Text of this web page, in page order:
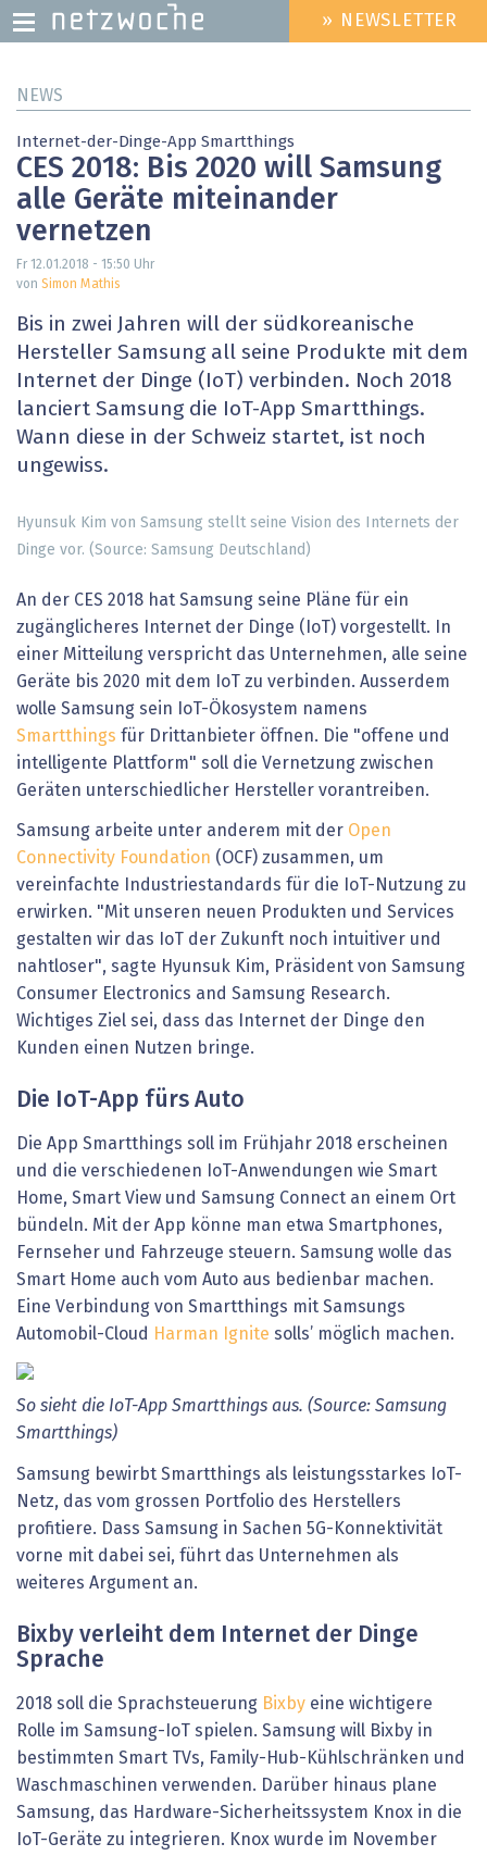
zum
HEADER
MENU
» NEWSLETTER
NEWS
Internet-der-Dinge-App Smartthings
CES 2018: Bis 2020 will Samsung
alle Geräte miteinander
vernetzen
Fr 12.01.2018 - 15:50 Uhr
von Simon Mathis
Bis in zwei Jahren will der südkoreanische
Hersteller Samsung all seine Produkte mit dem
Internet der Dinge (IoT) verbinden. Noch 2018
lanciert Samsung die IoT-App Smartthings.
Wann diese in der Schweiz startet, ist noch
ungewiss.
Hyunsuk Kim von Samsung stellt seine Vision des Internets der
Dinge vor. (Source: Samsung Deutschland)
An der CES 2018 hat Samsung seine Pläne für ein
zugänglicheres Internet der Dinge (IoT) vorgestellt. In
einer Mitteilung verspricht das Unternehmen, alle seine
Geräte bis 2020 mit dem IoT zu verbinden. Ausserdem
wolle Samsung sein IoT-Ökosystem namens
Smartthings für Drittanbieter öffnen. Die "offene und
intelligente Plattform" soll die Vernetzung zwischen
Geräten unterschiedlicher Hersteller vorantreiben.
Samsung arbeite unter anderem mit der Open
Connectivity Foundation (OCF) zusammen, um
vereinfachte Industriestandards für die IoT-Nutzung zu
erwirken. "Mit unseren neuen Produkten und Services
gestalten wir das IoT der Zukunft noch intuitiver und
nahtloser", sagte Hyunsuk Kim, Präsident von Samsung
Consumer Electronics and Samsung Research.
Wichtiges Ziel sei, dass das Internet der Dinge den
Kunden einen Nutzen bringe.
Die IoT-App fürs Auto
Die App Smartthings soll im Frühjahr 2018 erscheinen
und die verschiedenen IoT-Anwendungen wie Smart
Home, Smart View und Samsung Connect an einem Ort
bündeln. Mit der App könne man etwa Smartphones,
Fernseher und Fahrzeuge steuern. Samsung wolle das
Smart Home auch vom Auto aus bedienbar machen.
Eine Verbindung von Smartthings mit Samsungs
Automobil-Cloud
Harman Ignite solls’ möglich machen.
So sieht die IoT-App Smartthings aus. (Source: Samsung
Smartthings)
Samsung bewirbt Smartthings als leistungsstarkes IoT-
Netz, das vom grossen Portfolio des Herstellers
profitiere. Dass Samsung in Sachen 5G-Konnektivität
vorne mit dabei sei, führt das Unternehmen als
weiteres Argument an.
Bixby verleiht dem Internet der Dinge
Sprache
2018 soll die Sprachsteuerung Bixby eine wichtigere
Rolle im Samsung-IoT spielen. Samsung will Bixby in
bestimmten Smart TVs, Family-Hub-Kühlschränken und
Waschmaschinen verwenden. Darüber hinaus plane
Samsung, das Hardware-Sicherheitssystem Knox in die
IoT-Geräte zu integrieren. Knox wurde im November